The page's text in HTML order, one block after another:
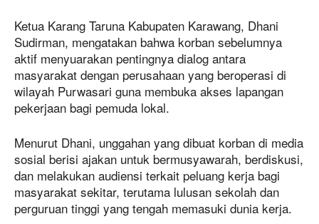
Ketua Karang Taruna Kabupaten Karawang, Dhani
Sudirman, mengatakan bahwa korban sebelumnya
aktif menyuarakan pentingnya dialog antara
masyarakat dengan perusahaan yang beroperasi di
wilayah Purwasari guna membuka akses lapangan
pekerjaan bagi pemuda lokal.
Menurut Dhani, unggahan yang dibuat korban di media
sosial berisi ajakan untuk bermusyawarah, berdiskusi,
dan melakukan audiensi terkait peluang kerja bagi
masyarakat sekitar, terutama lulusan sekolah dan
perguruan tinggi yang tengah memasuki dunia kerja.